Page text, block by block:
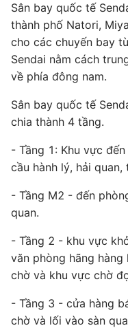
Sân bay quốc tế
thành phố Natori,
cho các chuyến bay
Sendai nằm cách
về phía đông nam.
Sân bay quốc tế
chia thành 4 tầng.
- Tầng 1: Khu vực
cầu hành lý, hải
- Tầng M2 - đến
quan.
- Tầng 2 - khu vực
văn phòng hãng
chờ và khu vực chờ
- Tầng 3 - cửa hàng
chờ và lối vào sàn